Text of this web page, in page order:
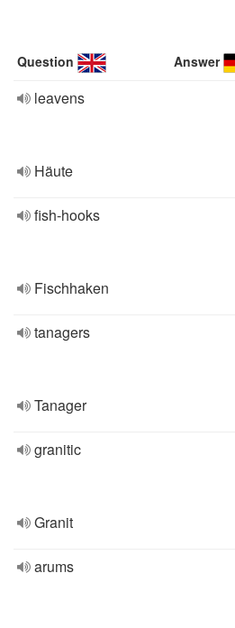
Question Answer
leavens
Häute
fish-hooks
Fischhaken
tanagers
Tanager
granitic
Granit
arums